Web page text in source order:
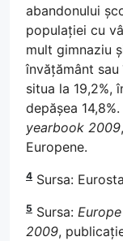
abandonului
populației cu
mult gimnaziu
învățământ
situa la 19,2%,
depășea
yearbook 2009
Europene.
4 Sursa:
5 Sursa:
2009,